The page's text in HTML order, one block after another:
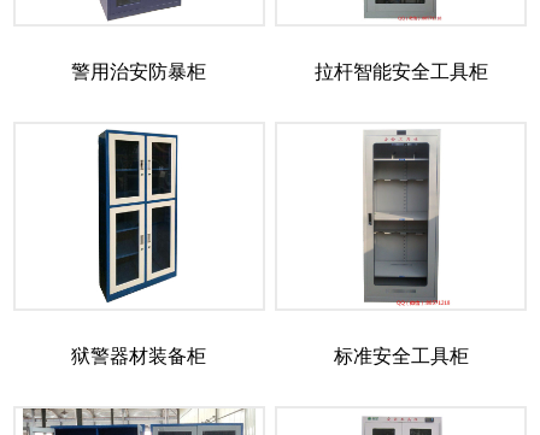
警用治安防暴柜 拉杆智能安全工具柜
狱警器材装备柜 标准安全工具柜